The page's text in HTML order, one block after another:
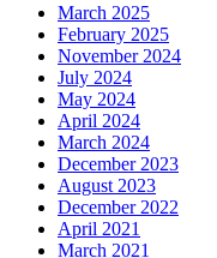
March 2025
February 2025
November 2024
July 2024
May 2024
April 2024
March 2024
December 2023
August 2023
December 2022
April 2021
March 2021